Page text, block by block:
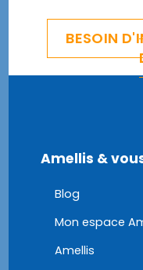
BESOIN
Amellis &
Blog
Mon espace
Amellis